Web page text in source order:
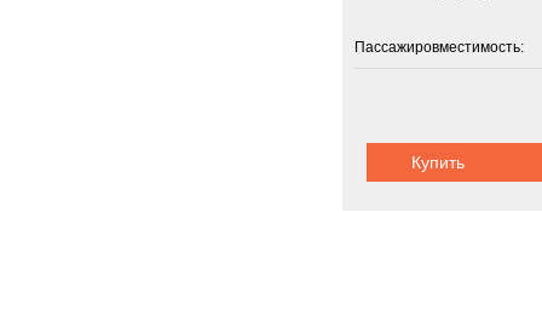
Пассажировместимость:
Купить